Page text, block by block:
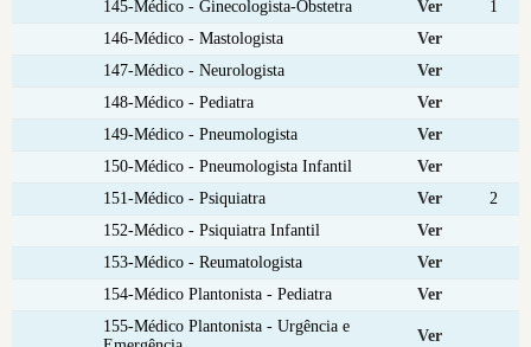
145-Médico - Ginecologista-Obstetra
Ver
1
146-Médico - Mastologista
Ver
147-Médico - Neurologista
Ver
148-Médico - Pediatra
Ver
149-Médico - Pneumologista
Ver
150-Médico - Pneumologista Infantil
Ver
151-Médico - Psiquiatra
Ver
2
152-Médico - Psiquiatra Infantil
Ver
153-Médico - Reumatologista
Ver
154-Médico Plantonista - Pediatra
Ver
155-Médico Plantonista - Urgência e
Ver